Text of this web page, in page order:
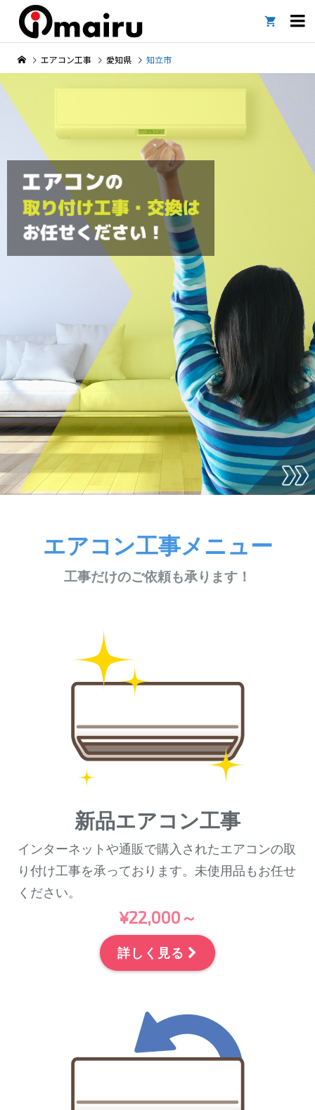

エアコン工事 愛知県 知立市
エアコン工事メニュー
工事だけのご依頼も承ります！
新品エアコン工事
インターネットや通販で購入されたエアコンの取
り付け工事を承っております。未使用品もお任せ
ください。
¥22,000～
詳しく見る